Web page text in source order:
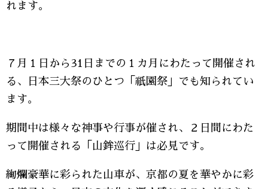
れます。
７月１日から31日までの１カ月にわたって開催され
る、日本三大祭のひとつ「祇園祭」でも知られてい
ます。
期間中は様々な神事や行事が催され、２日間にわた
って開催される「山鉾巡行」は必見です。
絢爛豪華に彩られた山車が、京都の夏を華やかに彩